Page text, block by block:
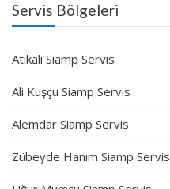
Servis Bölgeleri
Atikali Siamp Servis
Ali Kuşçu Siamp Servis
Alemdar Siamp Servis
Zübeyde Hanım Siamp Servis